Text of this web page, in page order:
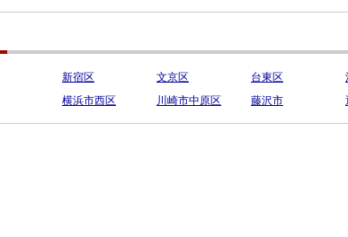
新宿区 文京区 台東区
横浜市西区 川崎市中原区 藤沢市